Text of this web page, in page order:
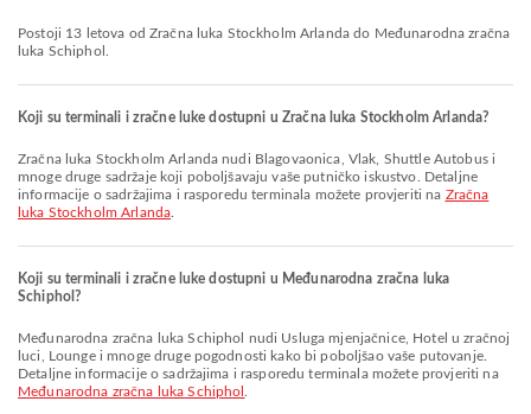
Postoji 13 letova od Zračna luka Stockholm Arlanda do Međunarodna zračna
luka Schiphol.
Koji su terminali i zračne luke dostupni u Zračna luka Stockholm Arlanda?
Zračna luka Stockholm Arlanda nudi Blagovaonica, Vlak, Shuttle Autobus i
mnoge druge sadržaje koji poboljšavaju vaše putničko iskustvo. Detaljne
informacije o sadržajima i rasporedu terminala možete provjeriti na Zračna
luka Stockholm Arlanda
Koji su terminali i zračne luke dostupni u Međunarodna zračna luka
Schiphol?
Međunarodna zračna luka Schiphol nudi Usluga mjenjačnice, Hotel u zračnoj
luci, Lounge i mnoge druge pogodnosti kako bi poboljšao vaše putovanje.
Detaljne informacije o sadržajima i rasporedu terminala možete provjeriti na
Međunarodna zračna luka Schiphol